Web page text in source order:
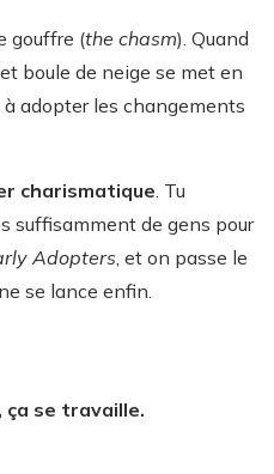
gouffre (the chasm). Quand
boule de neige se met en
adopter les changements
charismatique . Tu
suffisamment de gens pour
Adopters , et on passe le
se lance enfin.
ça se travaille.